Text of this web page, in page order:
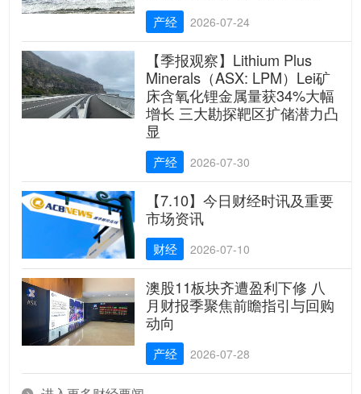
产经 2026-07-24
【季报观察】Lithium Plus
Minerals（ASX: LPM）Lei矿
床含氧化锂金属量获34%大幅
增长 三大勘探靶区扩储潜力凸
显
产经 2026-07-30
【7.10】今日财经时讯及重要
市场资讯
财经 2026-07-10
澳股11板块齐遭盈利下修 八
月财报季聚焦前瞻指引与回购
动向
产经 2026-07-28